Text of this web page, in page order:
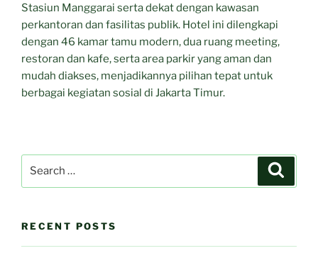
Stasiun Manggarai serta dekat dengan kawasan
perkantoran dan fasilitas publik. Hotel ini dilengkapi
dengan 46 kamar tamu modern, dua ruang meeting,
restoran dan kafe, serta area parkir yang aman dan
mudah diakses, menjadikannya pilihan tepat untuk
berbagai kegiatan sosial di Jakarta Timur.
RECENT POSTS